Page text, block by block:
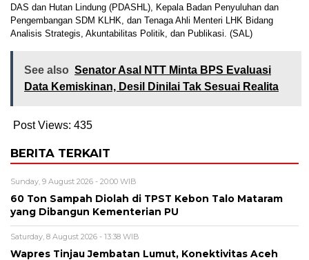
DAS dan Hutan Lindung (PDASHL), Kepala Badan Penyuluhan dan
Pengembangan SDM KLHK, dan Tenaga Ahli Menteri LHK Bidang
Analisis Strategis, Akuntabilitas Politik, dan Publikasi. (SAL)
See also Senator Asal NTT Minta BPS Evaluasi
Data Kemiskinan, Desil Dinilai Tak Sesuai Realita
Post Views: 435
BERITA TERKAIT
Sunday, 9 August 2026 - 20:00 WIB
60 Ton Sampah Diolah di TPST Kebon Talo Mataram
yang Dibangun Kementerian PU
Saturday, 8 August 2026 - 13:38 WIB
Wapres Tinjau Jembatan Lumut, Konektivitas Aceh